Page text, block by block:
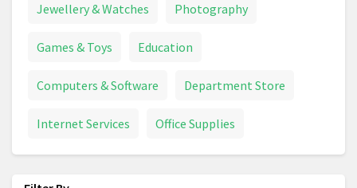
Jewellery & Watches Photography
Games & Toys Education
Computers & Software Department Store
Internet Services Office Supplies